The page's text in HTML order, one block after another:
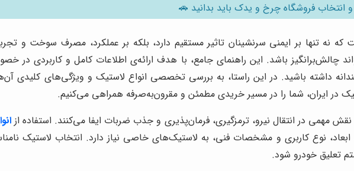
انتخاب فروشگاه چرخ و یدک باید بدانید 🚗
تنها بر ایمنی سرنشینان تاثیر مستقیم دارد، بلکه بر عملکرد، مصرف سوخت و
چالش‌برانگیز باشد. این راهنمای جامع، با هدف ارائه‌ی اطلاعات کامل و کاربردی
داشته باشید. در این راستا، به بررسی تخصصی انواع لاستیک و ویژگی‌های کلیدی
در ایران، شما را در مسیر خریدی مطمئن و مقرون‌به‌صرفه همراهی می‌کنیم.
مهمی در انتقال نیرو، ترمزگیری، فرمان‌پذیری و جذب ضربات ایفا می‌کنند. استفاده از
نوع کاربری و مشخصات فنی، به لاستیک‌های خاصی نیاز دارد. انتخاب لاستیک
تعلیق خودرو شود.